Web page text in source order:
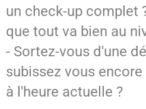
un check-up complet
que tout va bien au
- Sortez-vous d'une
subissez vous
à l'heure actuelle ?